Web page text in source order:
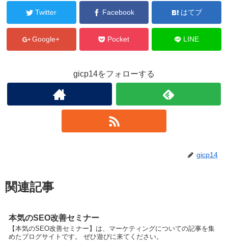
Twitter Facebook はてブ
Google+ Pocket LINE
gicp14をフォローする
gicp14
関連記事
本気のSEO改善セミナー
【本気のSEO改善セミナー】は、マーケティングについての記事を集
めたブログサイトです。 ぜひ遊びに来てください。